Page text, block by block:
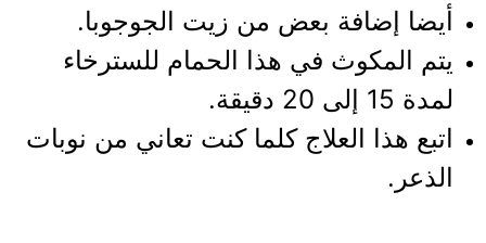
أيضا إضافة بعض من زيت الجوجوبا.
يتم المكوث في هذا الحمام للسترخاء
لمدة 15 إلى 20 دقيقة.
اتبع هذا العلاج كلما كنت تعاني من نوبات
الذعر.